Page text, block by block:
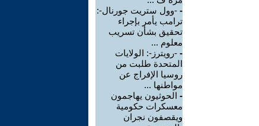
- -وول ستريت جورنال-:
ترامب يأمر بإجراء
تحقيق بشأن تسريب
معلوم ...
- -رويترز-: الولايات
المتحدة طلبت من
روسيا الإفراج عن
مواطنها ...
- الحوثيون يهاجمون
معسكرات حكومية
ويقصفون نجران